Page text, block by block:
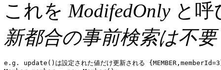
これを ModifedOnlyと呼
新都合の事前検索は不要
e.g. update()は設定された値だけ更新される